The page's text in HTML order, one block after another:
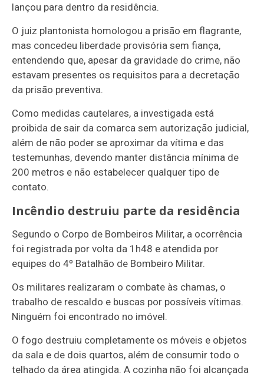
lançou para dentro da residência.
O juiz plantonista homologou a prisão em flagrante,
mas concedeu liberdade provisória sem fiança,
entendendo que, apesar da gravidade do crime, não
estavam presentes os requisitos para a decretação
da prisão preventiva.
Como medidas cautelares, a investigada está
proibida de sair da comarca sem autorização judicial,
além de não poder se aproximar da vítima e das
testemunhas, devendo manter distância mínima de
200 metros e não estabelecer qualquer tipo de
contato.
Incêndio destruiu parte da residência
Segundo o Corpo de Bombeiros Militar, a ocorrência
foi registrada por volta da 1h48 e atendida por
equipes do 4º Batalhão de Bombeiro Militar.
Os militares realizaram o combate às chamas, o
trabalho de rescaldo e buscas por possíveis vítimas.
Ninguém foi encontrado no imóvel.
O fogo destruiu completamente os móveis e objetos
da sala e de dois quartos, além de consumir todo o
telhado da área atingida. A cozinha não foi alcançada